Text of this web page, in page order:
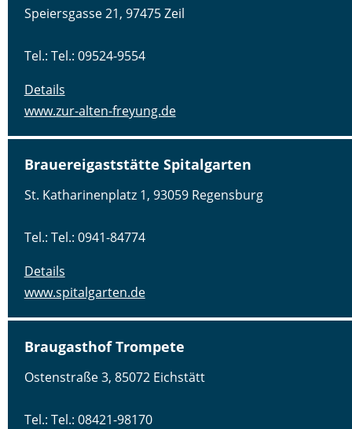
Speiersgasse 21, 97475 Zeil
Tel.: Tel.: 09524-9554
Details
www.zur-alten-freyung.de
Brauereigaststätte Spitalgarten
St. Katharinenplatz 1, 93059 Regensburg
Tel.: Tel.: 0941-84774
Details
www.spitalgarten.de
Braugasthof Trompete
Ostenstraße 3, 85072 Eichstätt
Tel.: Tel.: 08421-98170